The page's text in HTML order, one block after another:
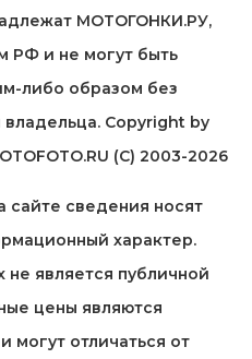
МОТОГОНКИ.РУ,
РФ и не могут быть
либо образом без
Copyright by
(C) 2003-2026
сведения носят
характер.
является публичной
цены являются
могут отличаться от